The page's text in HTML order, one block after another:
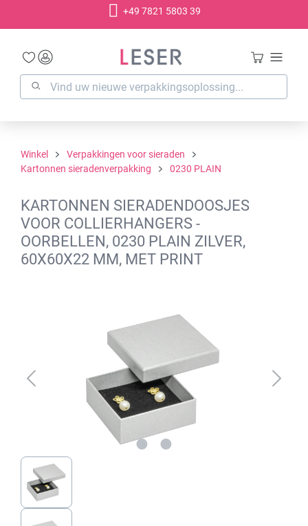
+49 7821 5803 39
Winkel
Verpakkingen voor sieraden
Kartonnen sieradenverpakking
0230 PLAIN
KARTONNEN SIERADENDOOSJES
VOOR COLLIERHANGERS -
OORBELLEN, 0230 PLAIN ZILVER,
60X60X22 MM, MET PRINT